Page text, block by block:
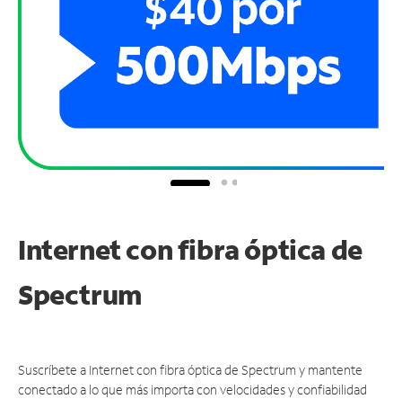
Internet con fibra óptica de
Spectrum
Suscríbete a Internet con fibra óptica de Spectrum y mantente
conectado a lo que más importa con velocidades y confiabilidad